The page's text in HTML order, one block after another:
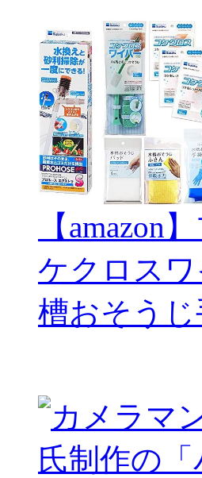
【amazon
ケクロス
槽おそう